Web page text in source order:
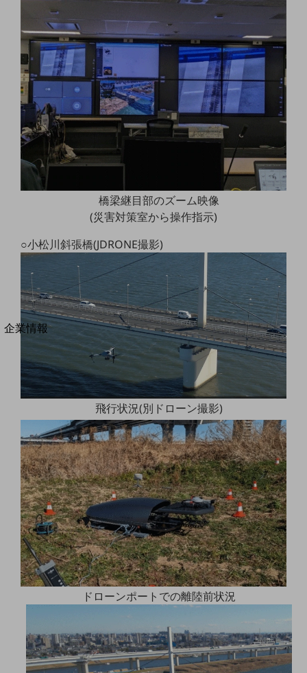
建設業
地域産業
その他の業界はこちら
ゲーム感覚で見つける
ビジネスお悩み診断
NTTドコモビジネス
オンラインショップ
モバイル・ICTサービスをオンラインで
相談・申し込みができるバーチャルショップ
法人向けモバイルトップ
サービス・商品を探す
新規会員登録/ログインはこちら
100回線以上のお問い合わせ・お見積りはこちら
別ウィンドウで開きます
企業情報
企業情報TOP
会社案内
会社案内TOP
社長からのご挨拶
事業拠点
グループ会社
会社案内パンフレット
ニュースルーム
ニュースルームTOP
ニュースリリース
地域からの発表
お知らせ
橋梁継目部のズーム映像
(災害対策室から操作指示)
○小松川斜張橋(JDRONE撮影)
飛行状況(別ドローン撮影)
ドローンポートでの離陸前状況